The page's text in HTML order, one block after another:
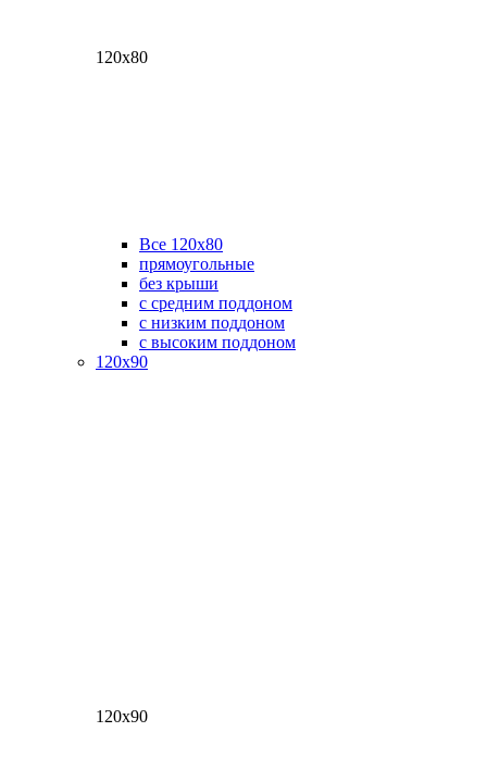
120х80
Все 120х80
прямоугольные
без крыши
с средним поддоном
с низким поддоном
с высоким поддоном
120х90
120х90